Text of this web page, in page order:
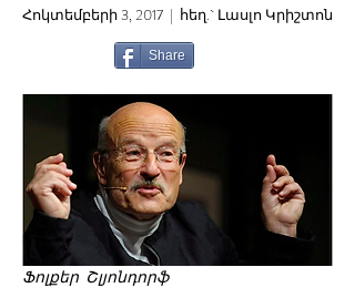
Հոկտեմբերի 3, 2017 | հեղ.` Լասլո Կրիշտոն
Share
Ֆոլքեր Շլյոնդորֆ